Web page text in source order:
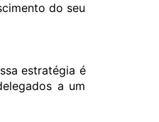
do seu
estratégia é
a um